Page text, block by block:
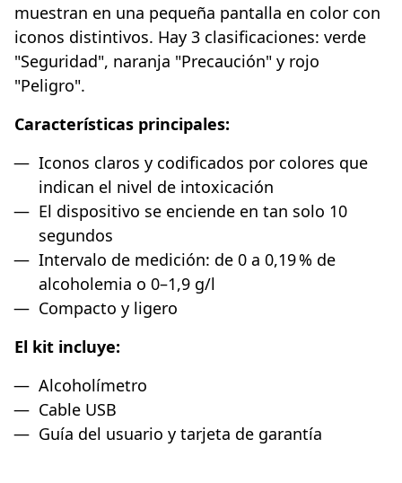
muestran en una pequeña pantalla en color con
iconos distintivos. Hay 3 clasificaciones: verde
"Seguridad", naranja "Precaución" y rojo
"Peligro".
Características principales:
Iconos claros y codificados por colores que
indican el nivel de intoxicación
El dispositivo se enciende en tan solo 10
segundos
Intervalo de medición: de 0 a 0,19 % de
alcoholemia o 0–1,9 g/l
Compacto y ligero
El kit incluye:
Alcoholímetro
Cable USB
Guía del usuario y tarjeta de garantía